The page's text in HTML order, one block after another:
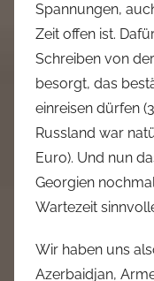
Spannungen,
Zeit offen ist.
Schreiben von
besorgt, das
einreisen dürfen
Russland war
Euro). Und nun
Georgien
Wartezeit
Wir haben uns
Azerbaidjan,